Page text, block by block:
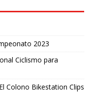
2023
Ciclismo para
Colono Bikestation Clips